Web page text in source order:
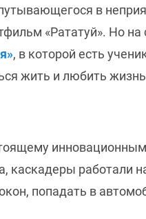
в
«Рататуй». Но
, в которой есть
жить и любить
каскадеры работали
попадать в